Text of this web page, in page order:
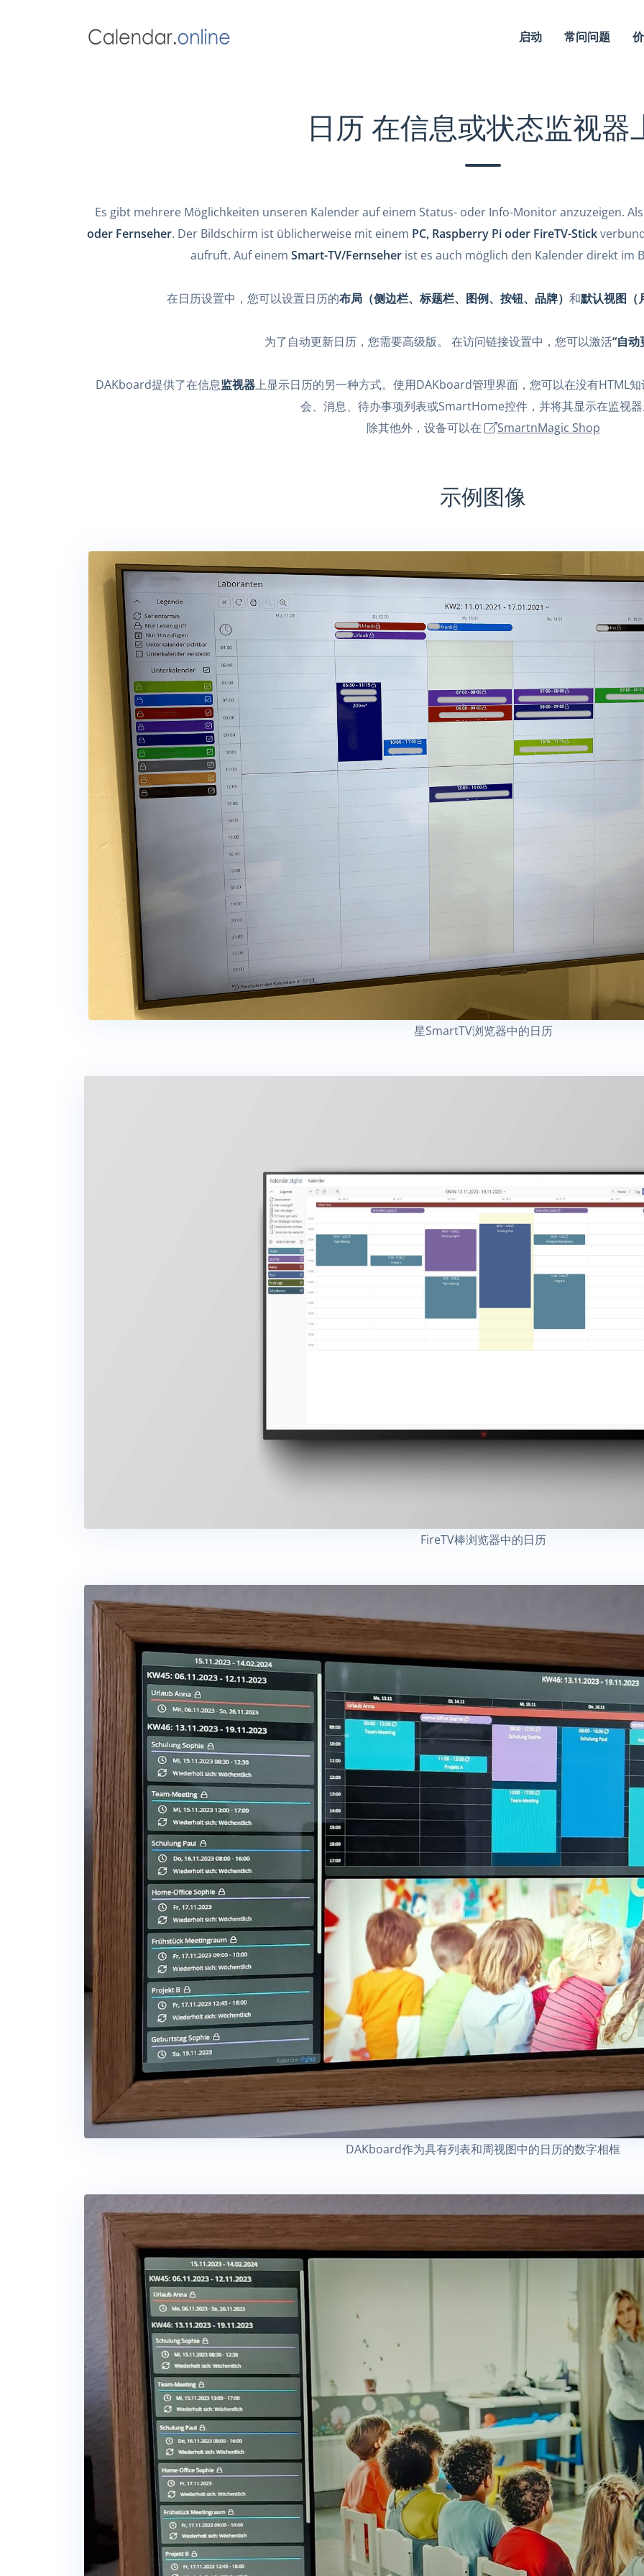
启动 常问问题
日历 在信息或状态监视器
Es gibt mehrere Möglichkeiten unseren Kalender auf einem Status- oder Info-Monitor anzuzeigen.
oder Fernseher. Der Bildschirm ist üblicherweise mit einem PC, Raspberry Pi oder FireTV-Stick
aufruft. Auf einem Smart-TV/Fernseher ist es auch möglich den Kalender direkt im
在日历设置中，您可以设置日历的布局（侧边栏、标题栏、图例、按钮、品牌） 和默认视图（
为了自动更新日历，您需要高级版。 在访问链接设置中，您可以激活“自动
DAKboard提供了在信息监视器上显示日历的另一种方式。使用DAKboard管理界面，您可以在没有HTML
会、消息、待办事项列表或SmartHome控件，并将其显示在监视
除其他外，设备可以在
SmartnMagic Shop
示例图像
星SmartTV浏览器中的日历
FireTV棒浏览器中的日历
DAKboard作为具有列表和周视图中的日历的数字相框